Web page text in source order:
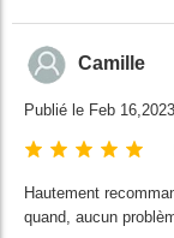
Camille
Publié le Feb 16,2023
Hautement
quand, aucun